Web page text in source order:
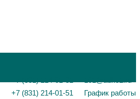
+7 (831) 214-01-51
График работы